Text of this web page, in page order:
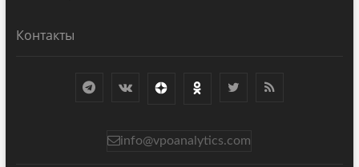
Контакты
info@vpoanalytics.com